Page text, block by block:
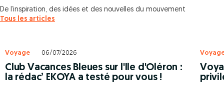
De l’inspiration, des idées et des nouvelles du mouvement
Tous les articles
Voyage 06/07/2026
Club Vacances Bleues sur l'Ile d'Oléron :
la rédac’ EKOYA a testé pour vous !